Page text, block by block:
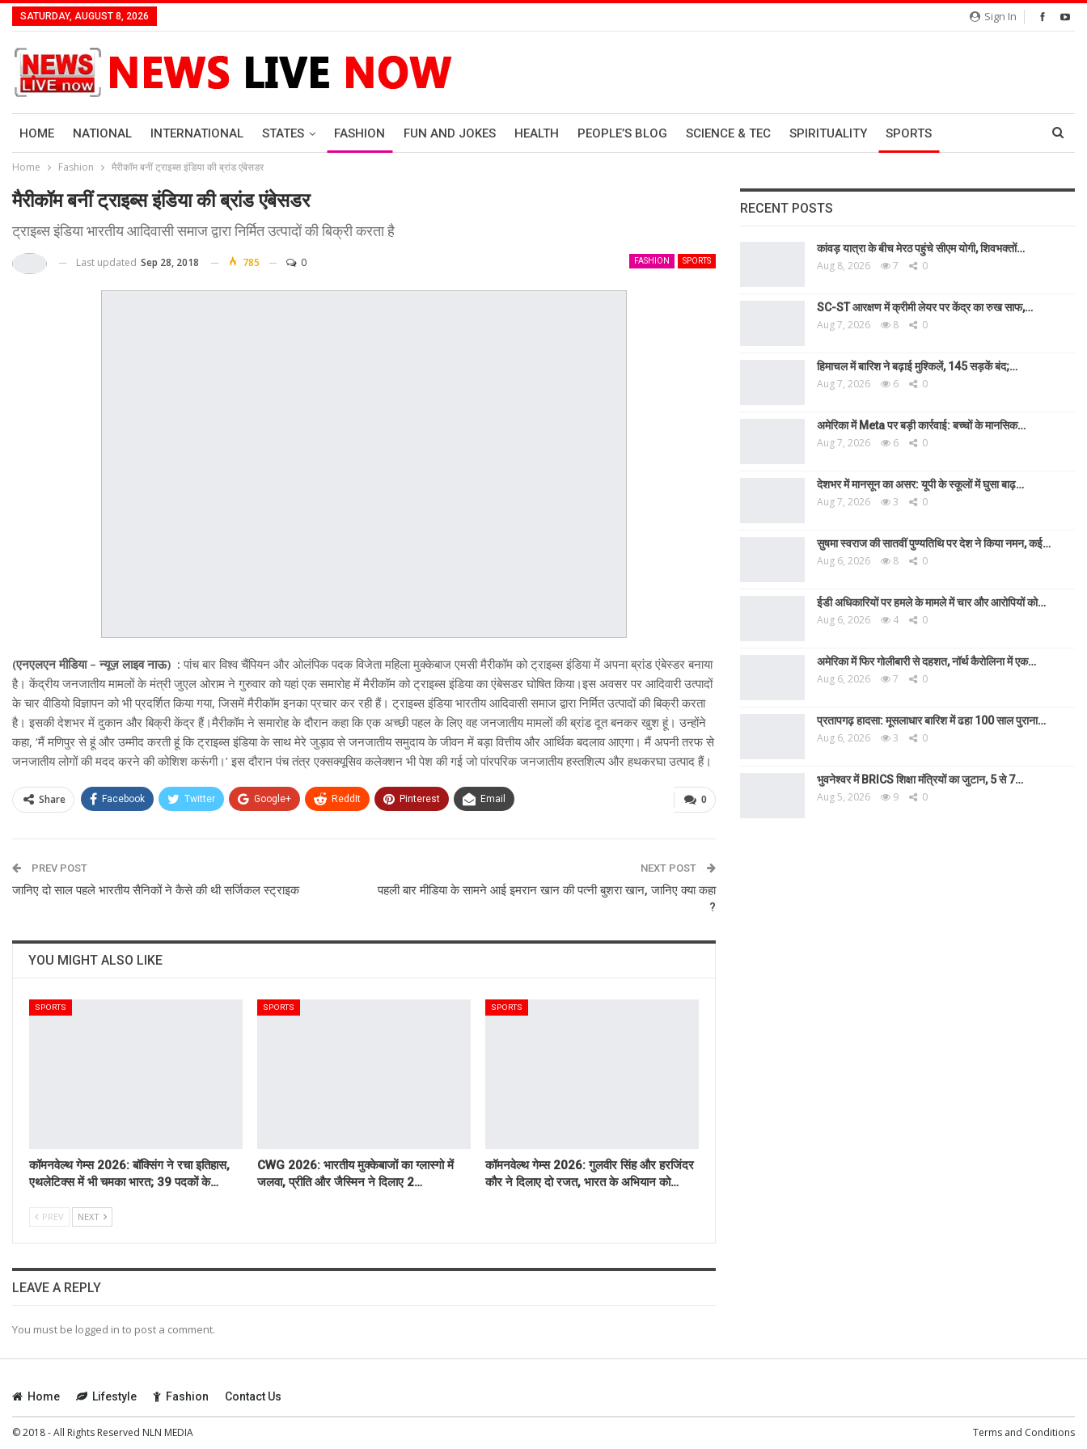
Sign In
SATURDAY, AUGUST 8, 2026
HOME NATIONAL INTERNATIONAL STATES FASHION FUN AND JOKES HEALTH PEOPLE’S BLOG SCIENCE & TEC SPIRITUALITY SPORTS
Home Fashion मैरीकॉम बनीं ट्राइब्‍स इंडिया की ब्रांड एंबेसडर
मैरीकॉम बनीं ट्राइब्‍स इंडिया की ब्रांड एंबेसडर
ट्राइब्‍स इंडिया भारतीय आदिवासी समाज द्वारा निर्मित उत्‍पादों की बिक्री करता है
FASHION SPORTS
Last updated Sep 28, 2018 785 0
(एनएलएन मीडिया – न्यूज़ लाइव नाऊ) :पांच बार विश्‍व चैंपियन और ओलंपिक पदक विजेता महिला मुक्‍केबाज एमसी मैरीकॉम को ट्राइब्‍स इंडिया में अपना ब्रांड एंबेस्‍डर बनाया
है। केंद्रीय जनजातीय मामलों के मंत्री जुएल ओराम ने गुरुवार को यहां एक समारोह में मैरीकॉम को ट्राइब्‍स इंडिया का एंबेसडर घोषित किया।इस अवसर पर आदिवारी उत्‍पादों
के चार वीडियो विज्ञापन को भी प्रदर्शित किया गया, जिसमें मैरीकॉम इनका प्रचार कर रही हैं। ट्राइब्‍स इंडिया भारतीय आदिवासी समाज द्वारा निर्मित उत्‍पादों की बिक्री करता
है। इसकी देशभर में दुकान और बिक्री केंद्र हैं।मैरीकॉम ने समारोह के दौरान कहा कि एक अच्छी पहल के लिए वह जनजातीय मामलों की ब्रांड दूत बनकर खुश हूं। उन्‍होंने
कहा, ‘मैं मणिपुर से हूं और उम्मीद करती हूं कि ट्राइब्स इंडिया के साथ मेरे जुड़ाव से जनजातीय समुदाय के जीवन में बड़ा वित्तीय और आर्थिक बदलाव आएगा। मैं अपनी तरफ से
जनजातीय लोगों की मदद करने की कोशिश करूंगी।’ इस दौरान पंच तंत्र एक्सक्यूसिव कलेक्शन भी पेश की गई जो पांरपरिक जनजातीय हस्तशिल्प और हथकरघा उत्पाद हैं।
0
Share Facebook Twitter Google+ ReddIt Pinterest Email
PREV POST
जानिए दो साल पहले भारतीय सैनिकों ने कैसे की थी सर्जिकल स्ट्राइक
NEXT POST
पहली बार मीडिया के सामने आई इमरान खान की पत्नी बुशरा खान, जानिए क्या कहा
?
YOU MIGHT ALSO LIKE
SPORTS
कॉमनवेल्थ गेम्स 2026: बॉक्सिंग ने रचा इतिहास,
एथलेटिक्स में भी चमका भारत; 39 पदकों के…
SPORTS
CWG 2026: भारतीय मुक्केबाजों का ग्लास्गो में
जलवा, प्रीति और जैस्मिन ने दिलाए 2…
SPORTS
कॉमनवेल्थ गेम्स 2026: गुलवीर सिंह और हरजिंदर
कौर ने दिलाए दो रजत, भारत के अभियान को…
PREV NEXT
LEAVE A REPLY
You must be logged in to post a comment.
RECENT POSTS
कांवड़ यात्रा के बीच मेरठ पहुंचे सीएम योगी, शिवभक्तों…
Aug 8, 2026 7 0
SC-ST आरक्षण में क्रीमी लेयर पर केंद्र का रुख साफ,…
Aug 7, 2026 8 0
हिमाचल में बारिश ने बढ़ाई मुश्किलें, 145 सड़कें बंद;…
Aug 7, 2026 6 0
अमेरिका में Meta पर बड़ी कार्रवाई: बच्चों के मानसिक…
Aug 7, 2026 6 0
देशभर में मानसून का असर: यूपी के स्कूलों में घुसा बाढ़…
Aug 7, 2026 3 0
सुषमा स्वराज की सातवीं पुण्यतिथि पर देश ने किया नमन, कई…
Aug 6, 2026 8 0
ईडी अधिकारियों पर हमले के मामले में चार और आरोपियों को…
Aug 6, 2026 4 0
अमेरिका में फिर गोलीबारी से दहशत, नॉर्थ कैरोलिना में एक…
Aug 6, 2026 7 0
प्रतापगढ़ हादसा: मूसलाधार बारिश में ढहा 100 साल पुराना…
Aug 6, 2026 3 0
भुवनेश्वर में BRICS शिक्षा मंत्रियों का जुटान, 5 से 7…
Aug 5, 2026 9 0
Home Lifestyle Fashion Contact Us
© 2018 - All Rights Reserved NLN MEDIA Terms and Conditions